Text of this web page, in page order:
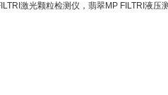
激光颗粒检测仪，翡翠MP FILTRI液压